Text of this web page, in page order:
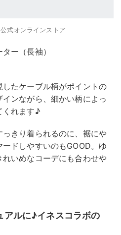
式オンラインストア
ー（長袖）
たケーブル柄がポイントの
ンながら、細かい柄によっ
くれます♪
きり着られるのに、裾にや
ドしやすいのもGOOD。ゆ
いめなコーデにも合わせや
アルに♪イネスコラボの